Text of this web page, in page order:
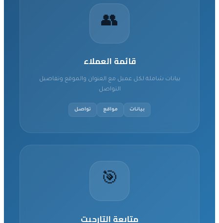
👥
قائمة العملاء
بيانات شاملة لكل عميل مع العنوان والموقع وتفاصيل
التواصل
بيانات مواقع تواصل
🎯
متابعة التارجيت